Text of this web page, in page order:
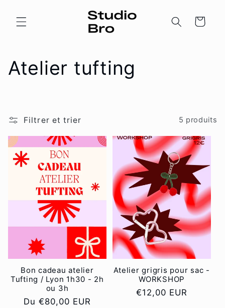
au
contenu
Panier
C
l
l
e
i
n
Atelier tufting
Filtrer et trier 5 produits
Bon cadeau atelier
Tufting / Lyon 1h30 - 2h
ou 3h
Prix
Du €80,00 EUR
Atelier grigris pour sac -
WORKSHOP
Prix
€12,00 EUR